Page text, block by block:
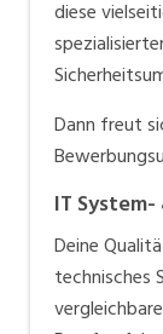
Consult &
auf
ein.
diese
Dann freut
IT
Deine
technisches